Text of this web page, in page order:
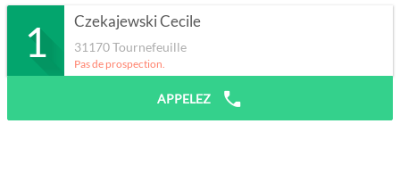
1 Czekajewski Cecile
31170Tournefeuille
Pas de prospection.
APPELEZ